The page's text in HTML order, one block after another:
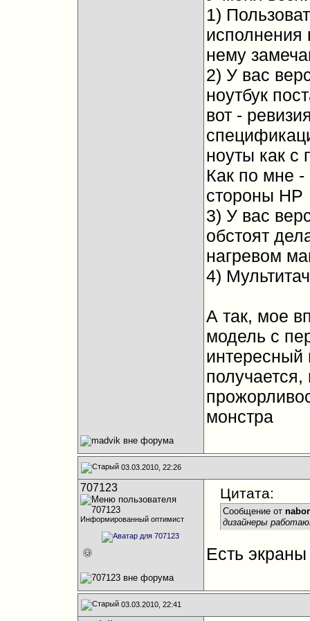
1)
исполнения
нему
2) У вас
ноутбук
вот -
ноуты как с
Как по мне -
стороны HP
3) У вас
обстоят
нагревом
4)
А так, мое
модель с
интересный
получается,
монстра
03.03.2010, 22:26
707123
Информированный оптимист
Цитата:
Сообщение от
дизайнеры
Есть
03.03.2010, 22:41